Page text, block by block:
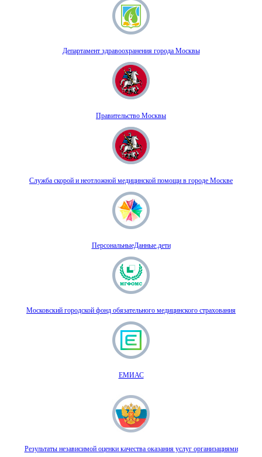
Департамент здравоохранения города Москвы
Правительство Москвы
Служба скорой и неотложной медицинской помощи в городе Москве
ПерсональныеДанные.дети
Московский городской фонд обязательного медицинского страхования
ЕМИАС
Результаты независимой оценки качества оказания услуг организациями